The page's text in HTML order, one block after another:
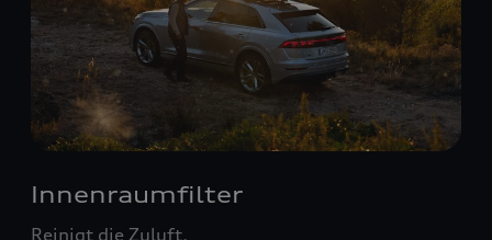
Innenraumfilter
Reinigt die Zuluft.